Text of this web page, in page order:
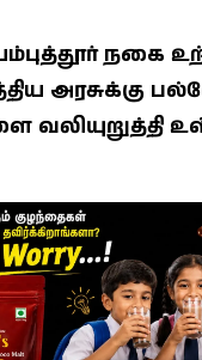
நகை
அரசுக்கு
வலியுறுத்தி